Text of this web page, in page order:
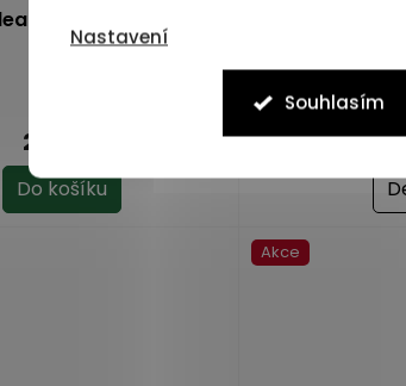
Nastavení
Souhlasím
ušní sprej 15 ml
209 Kč
Do košíku
AurisClean
Průměrné
je
5Akce